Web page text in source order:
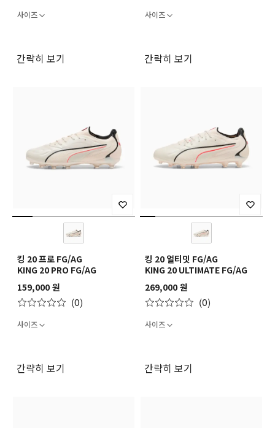
사이즈
간략히 보기
사이즈
간략히 보기
킹 20 프로 FG/AG
KING 20 PRO FG/AG
159,000 원
(0)
사이즈
간략히 보기
킹 20 얼티밋 FG/AG
KING 20 ULTIMATE FG/AG
269,000 원
(0)
사이즈
간략히 보기